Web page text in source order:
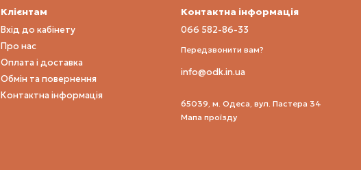
Клієнтам
Вхід до кабінету
Про нас
Оплата і доставка
Обмін та повернення
Контактна інформація
Контактна інформація
066 582-86-33
Передзвонити вам?
info@odk.in.ua
65039, м. Одеса, вул. Пастера 34
Мапа проїзду